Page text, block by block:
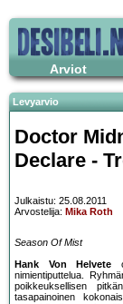
Arviot
Levyarvio
Doctor
Declare -
Julkaistu: 25.08.2011
Arvostelija: Mika Roth
Season Of Mist
Hank Von Helvete
nimientiputtelua.
poikkeuksellisen
tasapainoinen